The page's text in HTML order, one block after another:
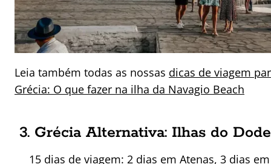
Leia também todas as nossas dicas de viagem
Grécia: O que fazer na ilha da Navagio Beach
3. Grécia Alternativa: Ilhas do
15 dias de viagem: 2 dias em Atenas, 3 dias